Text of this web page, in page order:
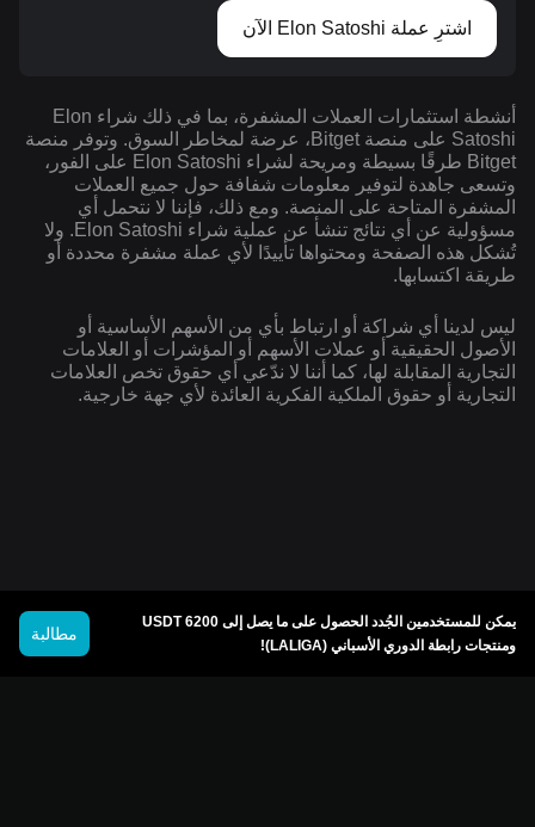
اشترِ عملة Elon Satoshi الآن
أنشطة استثمارات العملات المشفرة، بما في ذلك شراء Elon
Satoshi على منصة Bitget، عرضة لمخاطر السوق. وتوفر منصة
Bitget طرقًا بسيطة ومريحة لشراء Elon Satoshi على الفور،
وتسعى جاهدة لتوفير معلومات شفافة حول جميع العملات
المشفرة المتاحة على المنصة. ومع ذلك، فإننا لا نتحمل أي
مسؤولية عن أي نتائج تنشأ عن عملية شراء Elon Satoshi. ولا
تُشكل هذه الصفحة ومحتواها تأييدًا لأي عملة مشفرة محددة أو
طريقة اكتسابها.
ليس لدينا أي شراكة أو ارتباط بأي من الأسهم الأساسية أو
الأصول الحقيقية أو عملات الأسهم أو المؤشرات أو العلامات
التجارية المقابلة لها، كما أننا لا ندّعي أي حقوق تخص العلامات
التجارية أو حقوق الملكية الفكرية العائدة لأي جهة خارجية.
يمكن للمستخدمين الجُدد الحصول على ما يصل إلى 6200 USDT
ومنتجات رابطة الدوري الأسباني (LALIGA)!
مطالبة